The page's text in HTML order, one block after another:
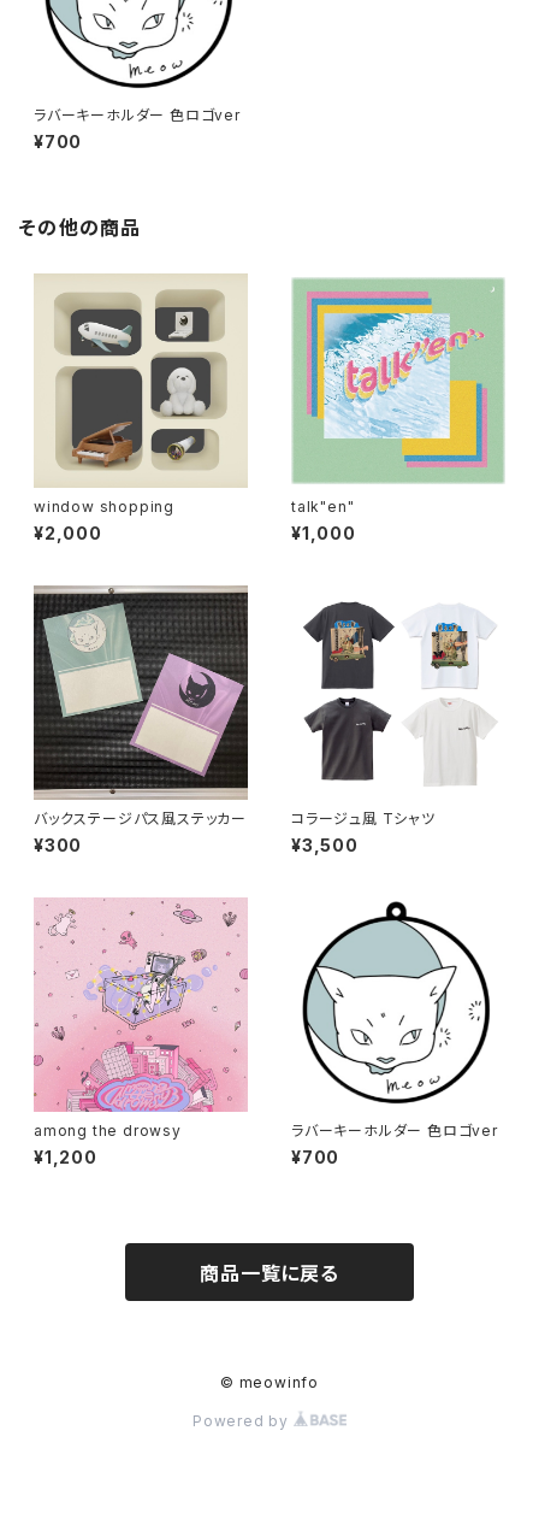
ラバーキーホルダー 色ロゴver
¥700
その他の商品
window shopping
¥2,000
talk"en"
¥1,000
バックステージパス風ステッカー
¥300
コラージュ風 Tシャツ
¥3,500
among the drowsy
¥1,200
ラバーキーホルダー 色ロゴver
¥700
商品一覧に戻る
© meowinfo
Powered by